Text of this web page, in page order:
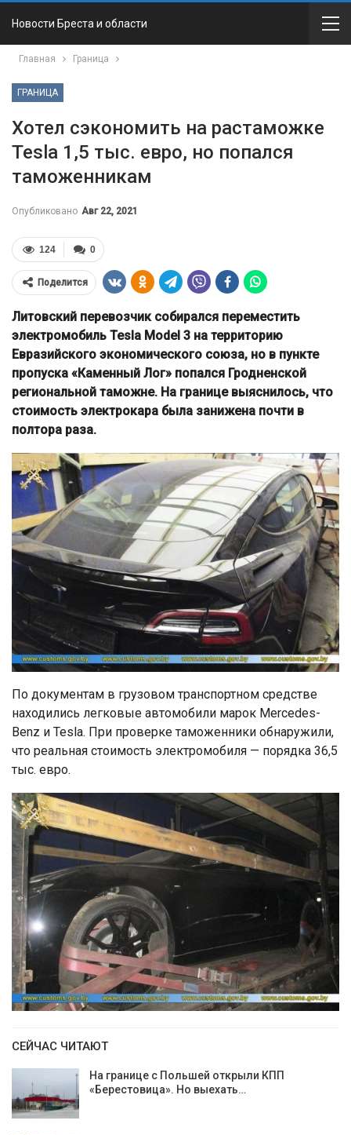
Новости Бреста и области
Главная Граница
ГРАНИЦА
Хотел сэкономить на растаможке
Tesla 1,5 тыс. евро, но попался
таможенникам
Опубликовано Авг 22, 2021
0
124
Поделится
Литовский перевозчик собирался переместить
электромобиль Tesla Model 3 на территорию
Евразийского экономического союза, но в пункте
пропуска «Каменный Лог» попался Гродненской
региональной таможне. На границе выяснилось, что
стоимость электрокара была занижена почти в
полтора раза.
По документам в грузовом транспортном средстве
находились легковые автомобили марок Mercedes-
Benz и Tesla. При проверке таможенники обнаружили,
что реальная стоимость электромобиля — порядка 36,5
тыс. евро.
СЕЙЧАС ЧИТАЮТ
На границе с Польшей открыли КПП
«Берестовица». Но выехать…